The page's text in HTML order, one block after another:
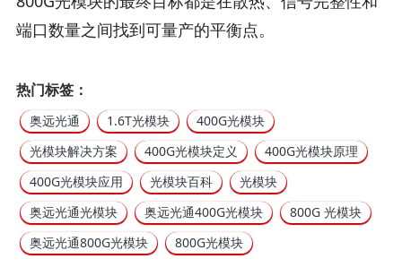
热门标签：
奥远光通 1.6T光模块
400G光模块
光模块解决方案
400G光模块定义
400G光模块原理
400G光模块应用
光模块百科
光模块
奥远光通光模块
奥远光通400G光模块
800G 光模块
奥远光通800G光模块
800G光模块
端口数量之间找到可量产的平衡点。